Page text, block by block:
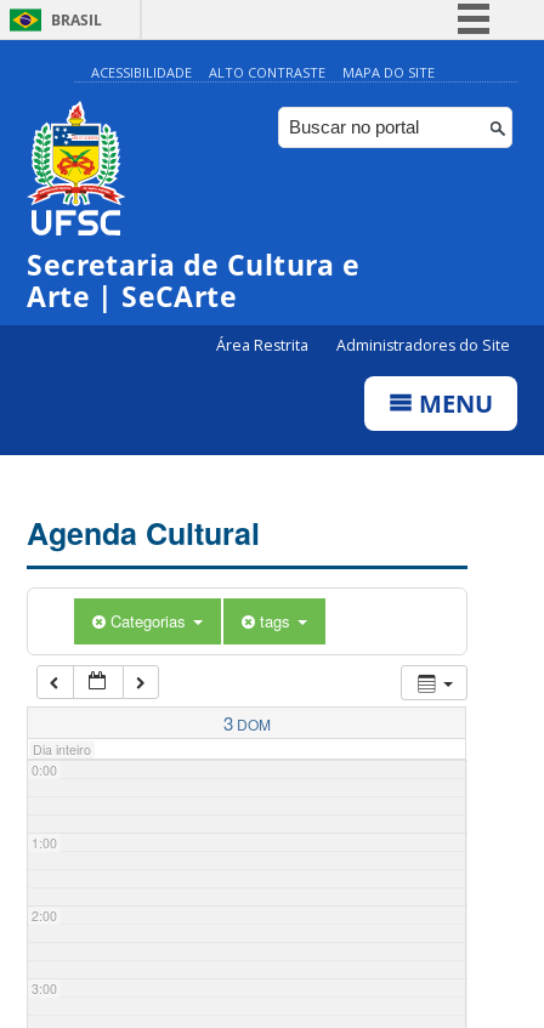
BRASIL
Simplifique!
Comunica BR
Participe
ACESSIBILIDADE ALTO CONTRASTE MAPA DO SITE
Secretaria de Cultura e
Arte | SeCArte
Área Restrita Administradores do Site
MENU
Agenda Cultural
Categorias tags
3 DOM
Dia inteiro
0:00
1:00
2:00
3:00